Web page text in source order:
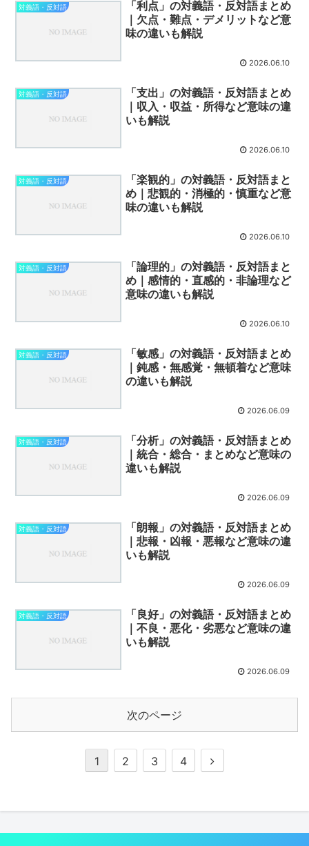
対義語・反対語
「利点」の対義語・反対語まとめ
｜欠点・難点・デメリットなど意
味の違いも解説
2026.06.10
対義語・反対語
「支出」の対義語・反対語まとめ
｜収入・収益・所得など意味の違
いも解説
2026.06.10
対義語・反対語
「楽観的」の対義語・反対語まと
め｜悲観的・消極的・慎重など意
味の違いも解説
2026.06.10
対義語・反対語
「論理的」の対義語・反対語まと
め｜感情的・直感的・非論理など
意味の違いも解説
2026.06.10
対義語・反対語
「敏感」の対義語・反対語まとめ
｜鈍感・無感覚・無頓着など意味
の違いも解説
2026.06.09
対義語・反対語
「分析」の対義語・反対語まとめ
｜統合・総合・まとめなど意味の
違いも解説
2026.06.09
対義語・反対語
「朗報」の対義語・反対語まとめ
｜悲報・凶報・悪報など意味の違
いも解説
2026.06.09
対義語・反対語
「良好」の対義語・反対語まとめ
｜不良・悪化・劣悪など意味の違
いも解説
2026.06.09
次のページ
1 2 3 4
次